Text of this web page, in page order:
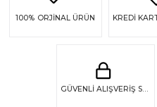
100% ORJİNAL ÜRÜN
GÜVENLİ ALIŞVERİŞ SSL GÜVENLİĞİ